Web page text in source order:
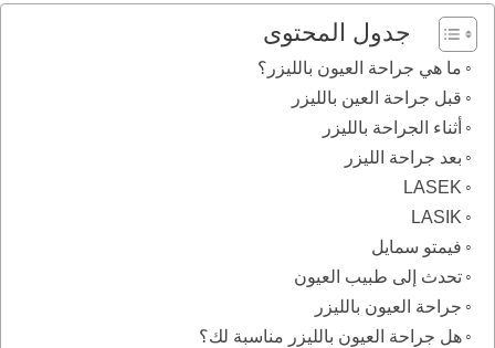
جدول المحتوى
ما هي جراحة العيون بالليزر؟
قبل جراحة العين بالليزر
أثناء الجراحة بالليزر
بعد جراحة الليزر
LASEK
LASIK
فيمتو سمايل
تحدث إلى طبيب العيون
جراحة العيون بالليزر
هل جراحة العيون بالليزر مناسبة لك؟